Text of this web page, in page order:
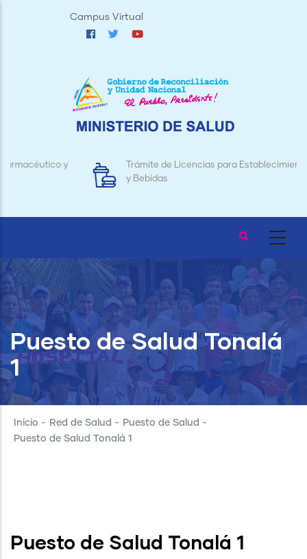
Campus Virtual
Trámite de Licencias para Establecimientos de Alimentos
Puesto de Salud Tonalá
1
Inicio - Red de Salud - Puesto de Salud -
Puesto de Salud Tonalá 1
Puesto de Salud Tonalá 1